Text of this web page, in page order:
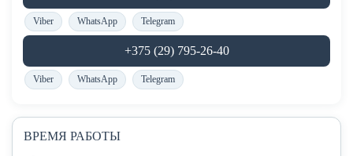
Viber WhatsApp Telegram
+375 (29) 795-26-40
Viber WhatsApp Telegram
ВРЕМЯ РАБОТЫ